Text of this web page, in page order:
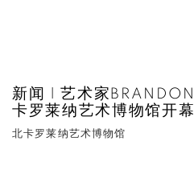
新闻 | 艺术家
卡罗莱纳艺术博物馆开幕
北卡罗莱纳艺术博物馆